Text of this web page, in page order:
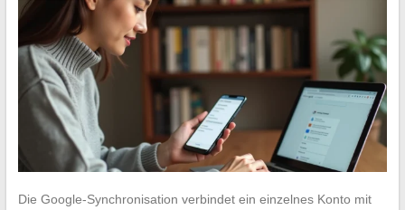
Die Google-Synchronisation verbindet ein einzelnes Konto mit